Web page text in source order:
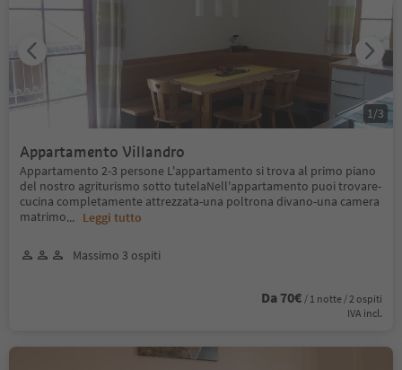
Appartamento Villandro
Appartamento 2-3 persone L'appartamento si trova al primo piano
del nostro agriturismo sotto tutelaNell'appartamento puoi trovare-
cucina completamente attrezzata-una poltrona divano-una camera
matrimo... Leggi tutto
Massimo 3 ospiti
Da 70€ / 1 notte / 2 ospiti
IVA incl.
1 /3